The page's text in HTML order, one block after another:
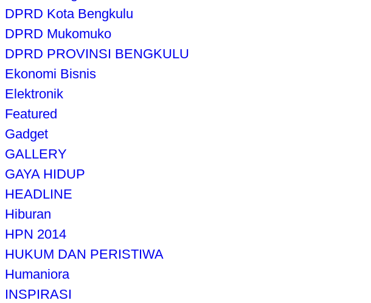
DPRD Kota Bengkulu
DPRD Mukomuko
DPRD PROVINSI BENGKULU
Ekonomi Bisnis
Elektronik
Featured
Gadget
GALLERY
GAYA HIDUP
HEADLINE
Hiburan
HPN 2014
HUKUM DAN PERISTIWA
Humaniora
INSPIRASI